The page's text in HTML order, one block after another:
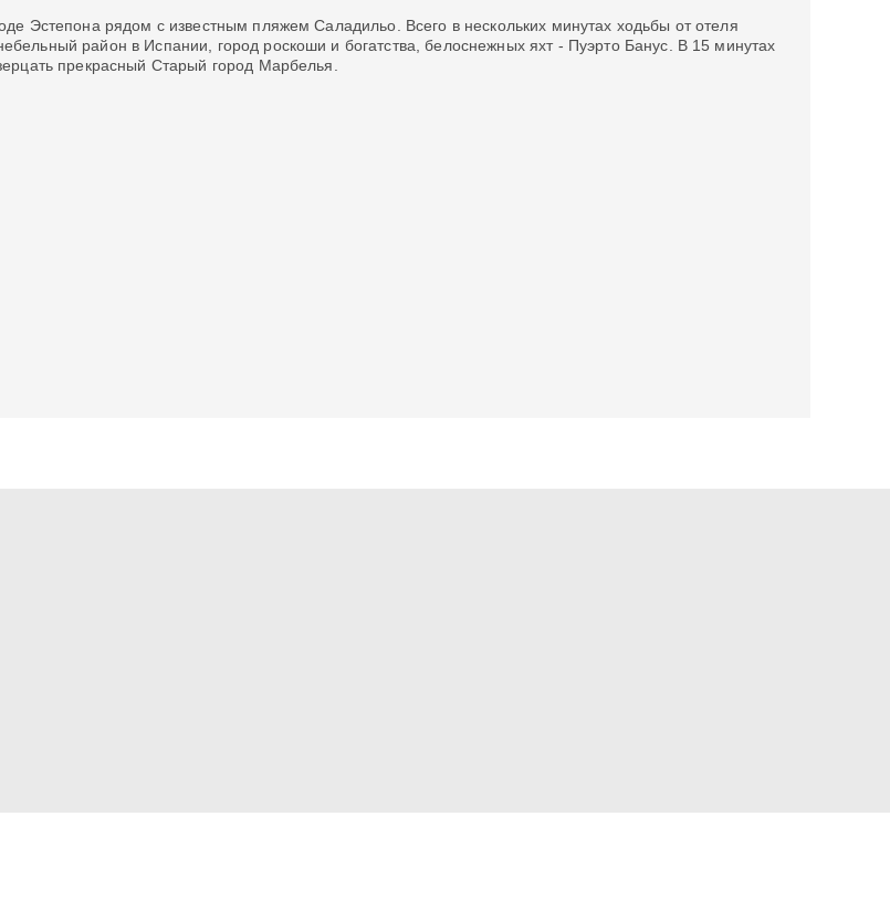
Эстепона рядом с известным пляжем Саладильо. Всего в нескольких минутах ходьбы от отеля
район в Испании, город роскоши и богатства, белоснежных яхт - Пуэрто Банус. В 15 минутах
прекрасный Старый город Марбелья.